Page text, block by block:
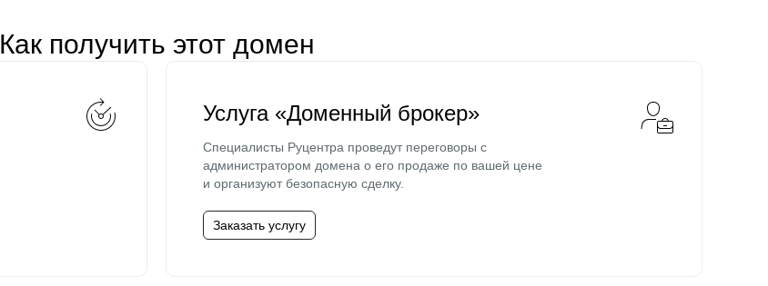
Как получить этот домен
Услуга «Доменный брокер»
Специалисты Руцентра проведут переговоры с
администратором домена о его продаже по вашей цене
и организуют безопасную сделку.
Заказать услугу